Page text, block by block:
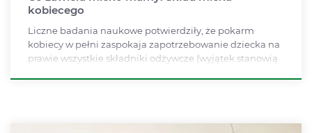
kobiecego
Liczne badania naukowe potwierdziły, że pokarm
kobiecy w pełni zaspokaja zapotrzebowanie dziecka na
prawie wszystkie składniki odżywcze (wyjątek stanowią